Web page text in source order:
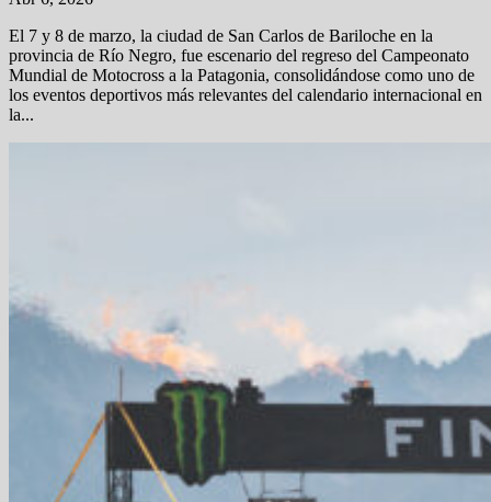
El 7 y 8 de marzo, la ciudad de San Carlos de Bariloche en la
provincia de Río Negro, fue escenario del regreso del Campeonato
Mundial de Motocross a la Patagonia, consolidándose como uno de
los eventos deportivos más relevantes del calendario internacional en
la...